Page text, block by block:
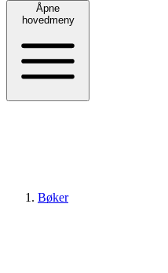
Åpne
hovedmeny
Bøker